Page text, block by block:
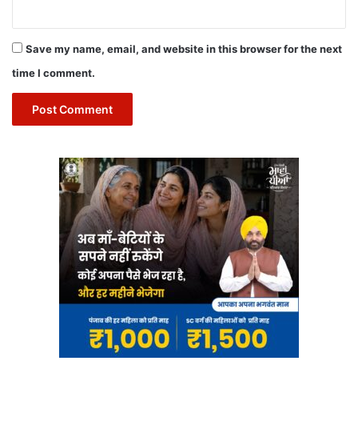
Save my name, email, and website in this browser for the next
time I comment.